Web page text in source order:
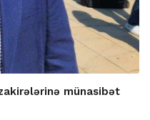
münasibət